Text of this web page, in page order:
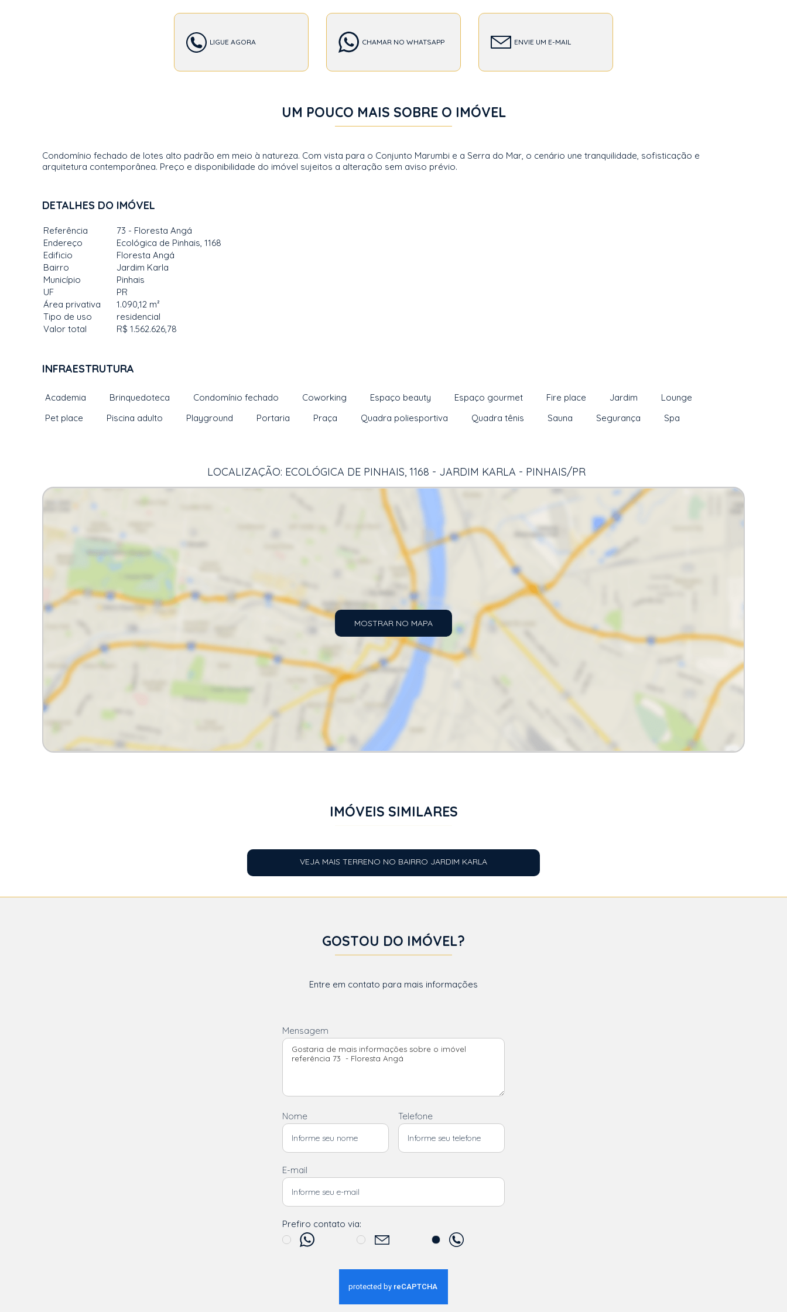
LIGUE AGORA CHAMAR NO WHATSAPP ENVIE UM E-MAIL
UM POUCO MAIS SOBRE O IMÓVEL
Condomínio fechado de lotes alto padrão em meio à natureza. Com vista para o Conjunto Marumbi e a Serra do Mar, o cenário une tranquilidade, sofisticação e
arquitetura contemporânea. Preço e disponibilidade do imóvel sujeitos a alteração sem aviso prévio.
DETALHES DO IMÓVEL
Referência
73 - Floresta Angá
Endereço
Ecológica de Pinhais, 1168
Edificio
Floresta Angá
Bairro
Jardim Karla
Município
Pinhais
UF
PR
Área privativa
1.090,12 m²
Tipo de uso
residencial
Valor total
R$ 1.562.626,78
INFRAESTRUTURA
Academia Brinquedoteca Condomínio fechado Coworking Espaço beauty Espaço gourmet Fire place Jardim
Lounge
Pet place
Piscina adulto Playground Portaria Praça Quadra poliesportiva Quadra tênis Sauna Segurança Spa
LOCALIZAÇÃO: ECOLÓGICA DE PINHAIS, 1168 - JARDIM KARLA - PINHAIS/PR
MOSTRAR NO MAPA
IMÓVEIS SIMILARES
VEJA MAIS TERRENO NO BAIRRO JARDIM KARLA
GOSTOU DO IMÓVEL?
Entre em contato para mais informações
Mensagem
Nome Telefone
E-mail
Prefiro contato via: